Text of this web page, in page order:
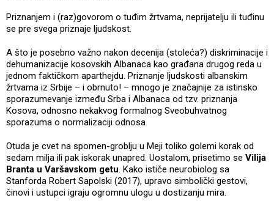
Priznanjem i (raz)govorom o tuđim žrtvama, neprijatelju ili tuđinu
se pre svega priznaje ljudskost.
A što je posebno važno nakon decenija (stoleća?) diskriminacije i
dehumanizacije kosovskih Albanaca kao građana drugog reda u
jednom faktičkom aparthejdu. Priznanje ljudskosti albanskim
žrtvama iz Srbije – i obrnuto! – mnogo je značajnije za istinsko
sporazumevanje između Srba i Albanaca od tzv. priznanja
Kosova, odnosno nekakvog formalnog Sveobuhvatnog
sporazuma o normalizaciji odnosa.
Otuda je cvet na spomen-groblju u Meji toliko golemi korak od
sedam milja ili pak iskorak unapred. Uostalom, prisetimo se Vilija
Branta u Varšavskom getu. Kako ističe neurobiolog sa
Stanforda Robert Sapolski (2017), upravo simbolički gestovi,
činovi i ustupci igraju ogromnu ulogu u dostizanju mira.